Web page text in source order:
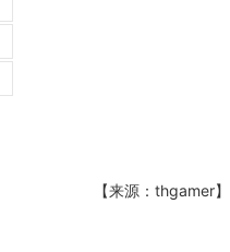
【来源：thgamer】